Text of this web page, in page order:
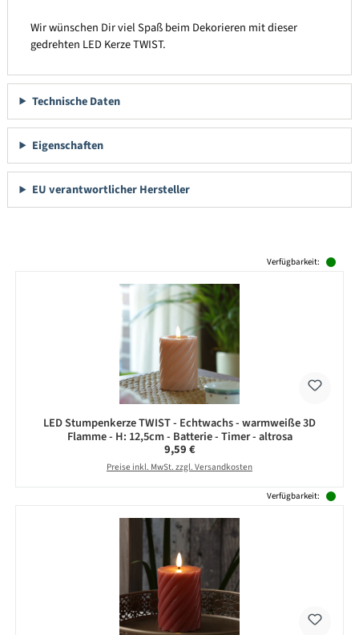
Wir wünschen Dir viel Spaß beim Dekorieren mit dieser
gedrehten LED Kerze TWIST.
Technische Daten
Eigenschaften
EU verantwortlicher Hersteller
Verfügbarkeit:
LED Stumpenkerze TWIST - Echtwachs - warmweiße 3D
Flamme - H: 12,5cm - Batterie - Timer - altrosa
Regulärer Preis:
9,59 €
Preise inkl. MwSt. zzgl. Versandkosten
Verfügbarkeit: